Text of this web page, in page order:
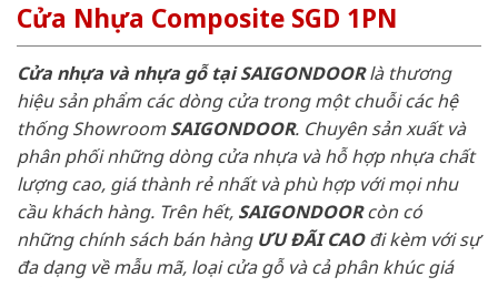
Cửa Nhựa Composite SGD 1PN
Cửa nhựa và nhựa gỗ tại SAIGONDOORlà thương
hiệu sản phẩm các dòng cửa trong một chuỗi các hệ
thống ShowroomSAIGONDOOR. Chuyên sản xuất và
phân phối những dòng cửa nhựa và hỗ hợp nhựa chất
lượng cao, giá thành rẻ nhất và phù hợp với mọi nhu
cầu khách hàng. Trên hết, SAIGONDOORcòn có
những chính sách bán hàng ƯU ĐÃI CAOđi kèm với sự
đa dạng về mẫu mã, loại cửa gỗ và cả phân khúc giá